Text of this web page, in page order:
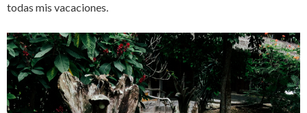
todas mis vacaciones.